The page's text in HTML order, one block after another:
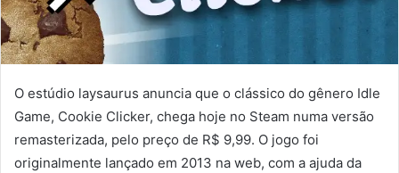
O estúdio laysaurus anuncia que o clássico do gênero Idle
Game, Cookie Clicker, chega hoje no Steam numa versão
remasterizada, pelo preço de R$ 9,99. O jogo foi
originalmente lançado em 2013 na web, com a ajuda da